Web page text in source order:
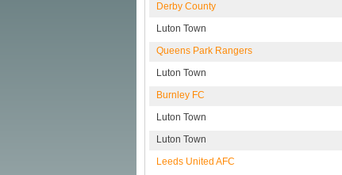
Derby County
Luton Town
Queens Park Rangers
Luton Town
Burnley FC
Luton Town
Luton Town
Leeds United AFC